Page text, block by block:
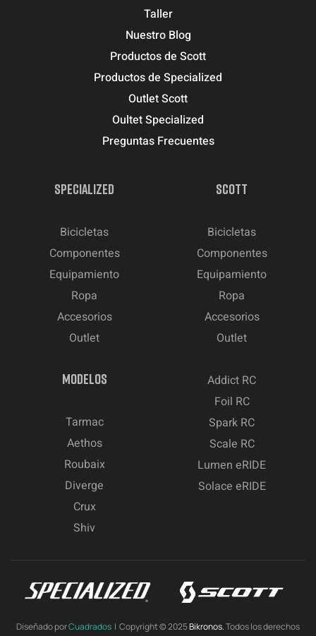
Taller
Nuestro Blog
Productos de Scott
Productos de Specialized
Outlet Scott
Oultet Specialized
Preguntas Frecuentes
SPECIALIZED
Bicicletas
Componentes
Equipamiento
Ropa
Accesorios
Outlet
SCOTT
Bicicletas
Componentes
Equipamiento
Ropa
Accesorios
Outlet
MODELOS
Tarmac
Aethos
Roubaix
Diverge
Crux
Shiv
Addict RC
Foil RC
Spark RC
Scale RC
Lumen eRIDE
Solace eRIDE
Diseñado porCuadrados | Copyright © 2025Bikronos.Todos los derechos